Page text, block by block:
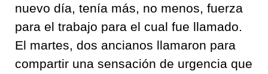
nuevo día, tenía más, no menos, fuerza
para el trabajo para el cual fue llamado.
El martes, dos ancianos llamaron para
compartir una sensación de urgencia que